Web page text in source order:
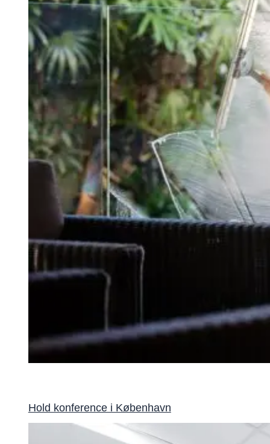
Hold konference i København